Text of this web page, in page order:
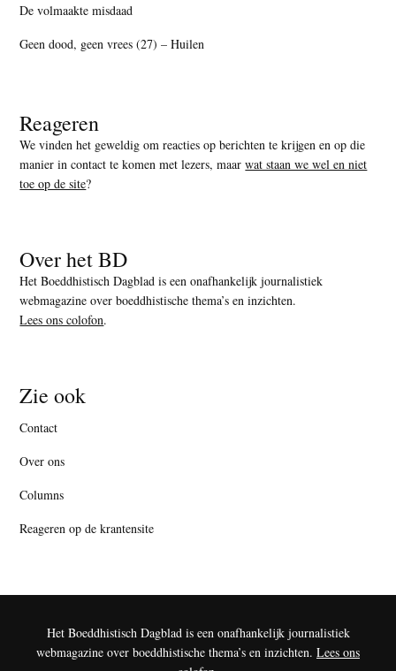
De volmaakte misdaad
Geen dood, geen vrees (27) – Huilen
Reageren
We vinden het geweldig om reacties op berichten te krijgen en op die
manier in contact te komen met lezers, maarwat staan we wel en niet
toe op de site?
Over het BD
Het Boeddhistisch Dagblad is een onafhankelijk journalistiek
webmagazine over boeddhistische thema’s en inzichten.
Lees ons colofon.
Zie ook
Contact
Over ons
Columns
Reageren op de krantensite
Het Boeddhistisch Dagblad is een onafhankelijk journalistiek
webmagazine over boeddhistische thema’s en inzichten. Lees ons